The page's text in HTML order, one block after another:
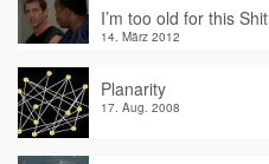
I’m too old for this Shit
14. März 2012
Planarity
17. Aug. 2008